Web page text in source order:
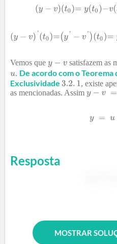
Vemos que
satisfazem as
. De acordo com o Teorema
Exclusividade
, existe
as mencionadas. Assim
Resposta